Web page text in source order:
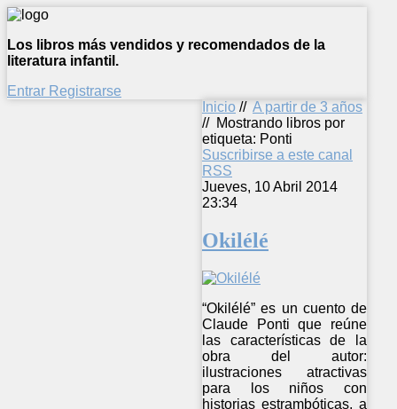
Los libros más vendidos y recomendados de la
literatura infantil.
Entrar Registrarse
Inicio // A partir de 3 años
// Mostrando libros por
etiqueta: Ponti
Suscribirse a este canal
RSS
Jueves, 10 Abril 2014
23:34
Okilélé
“Okilélé” es un cuento de
Claude Ponti que reúne
las características de la
obra del autor:
ilustraciones atractivas
para los niños con
historias estrambóticas, a